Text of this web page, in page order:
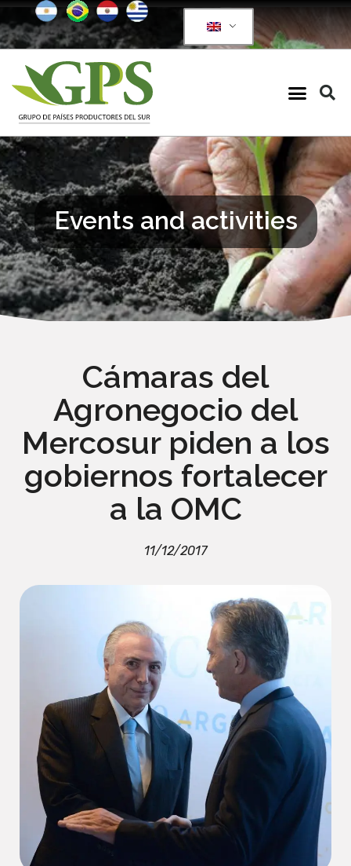
Events and activities
Cámaras del
Agronegocio del
Mercosur piden a los
gobiernos fortalecer
a la OMC
11/12/2017